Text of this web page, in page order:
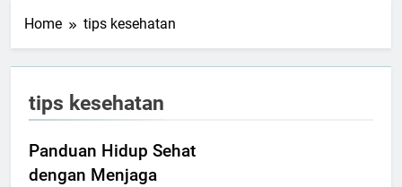
Home tips kesehatan
tips kesehatan
Panduan Hidup Sehat
dengan Menjaga